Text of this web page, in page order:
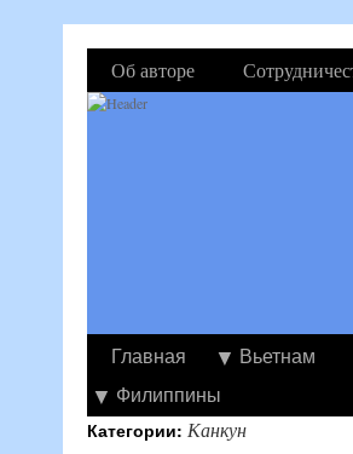
Об авторе
Главная Вьетнам
Филиппины
Категории: Канкун